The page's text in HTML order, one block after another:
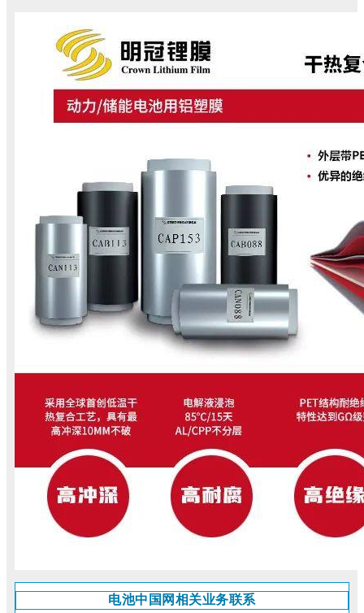
电池中国网相关业务联系